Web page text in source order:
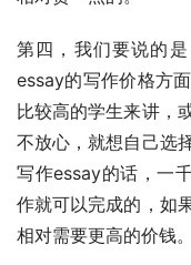
第四，我们要说的
essay的写作价格方
比较高的学生来讲，
不放心，就想自己选
写作essay的话，一
作就可以完成的，如
相对需要更高的价钱。